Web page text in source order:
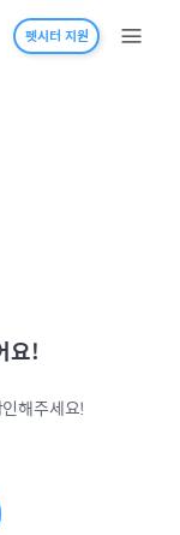
펫시터 지원
요!
해주세요!